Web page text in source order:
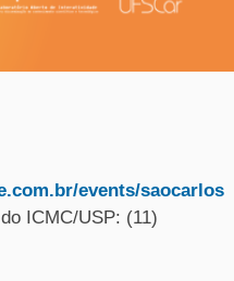
events/saocarlos
ICMC/USP: (11)